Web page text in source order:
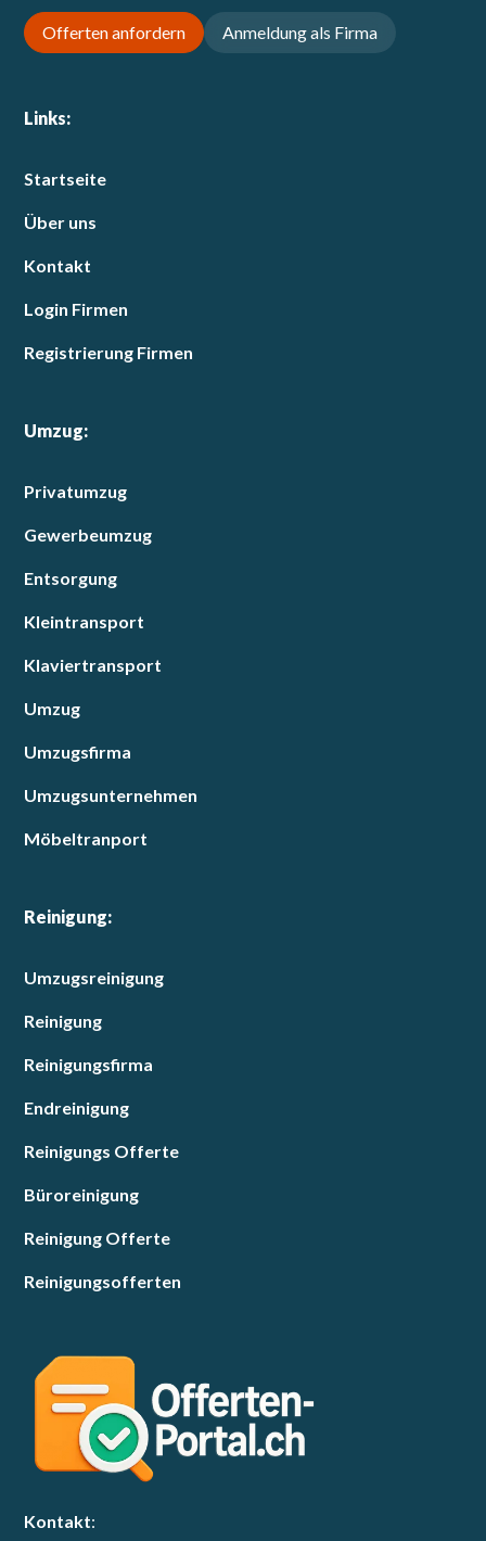
Offerten anfordern Anmeldung als Firma
Links:
Startseite
Über uns
Kontakt
Login Firmen
Registrierung Firmen
Umzug:
Privatumzug
Gewerbeumzug
Entsorgung
Kleintransport
Klaviertransport
Umzug
Umzugsfirma
Umzugsunternehmen
Möbeltranport
Reinigung:
Umzugsreinigung
Reinigung
Reinigungsfirma
Endreinigung
Reinigungs Offerte
Büroreinigung
Reinigung Offerte
Reinigungsofferten
Kontakt: